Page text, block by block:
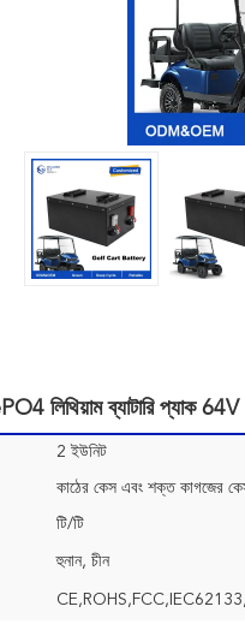
ব্যাটারি প্যাক 64V
2 ইউনিট
কাঠের কেস এবং শক্ত কাগজের
টি/টি
হুনান, চীন